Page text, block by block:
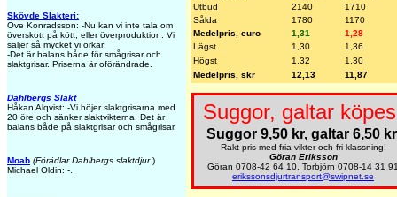
Skövde Slakteri:
Ove Konradsson: -Nu kan vi inte tala om
överskott på kött, eller överproduktion. Vi
säljer så mycket vi orkar!
-Det är balans både för smågrisar och
slaktgrisar. Priserna är oförändrade.
Dahlbergs Slakt
Håkan Alqvist: -Vi höjer slaktgrisarna med
20 öre och sänker slaktvikterna. Det är
balans både på slaktgrisar och smågrisar.
Moab (Förädlar Dahlbergs slaktdjur.)
Michael Oldin: -.
Utbud
2140
1710
Sålda
1780
1170
Medelpris, euro
1,31
1,28
Lägst
1,30
1,36
Högst
1,32
1,30
Medelpris, skr
12,13 11,87
Suggor, galtar
Suggor 9,50 kr, galtar 6,50
Rakt pris med fria vikter och fri klassning!
Göran Eriksson
Göran 0708-42 64 10, Torbjörn 0708-14 31
erikssonsdjurtransport@swipnet.se